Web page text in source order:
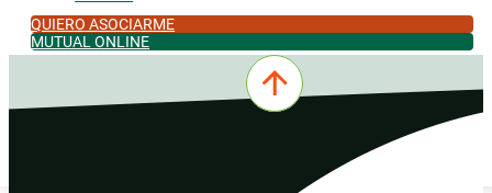
QUIERO ASOCIARME
MUTUAL ONLINE